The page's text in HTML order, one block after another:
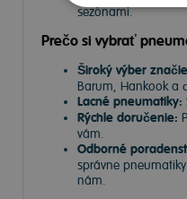
sezónami.
Prečo si vybrať
Široký výber
Barum, Hankook a
Lacné pneumatiky:
Rýchle doručenie:
vám.
Odborné
správne
nám.